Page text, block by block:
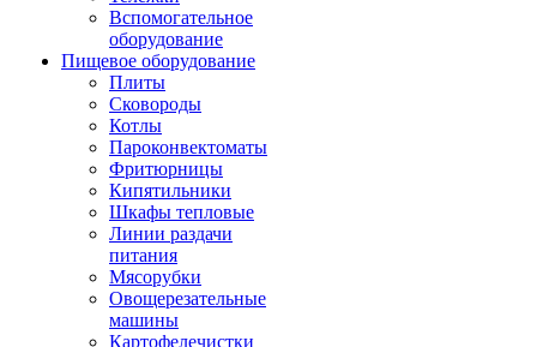
Вспомогательное
оборудование
Пищевое оборудование
Плиты
Сковороды
Котлы
Пароконвектоматы
Фритюрницы
Кипятильники
Шкафы тепловые
Линии раздачи
питания
Мясорубки
Овощерезательные
машины
Картофелечистки